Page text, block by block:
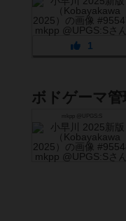
1
ボドゲーマ